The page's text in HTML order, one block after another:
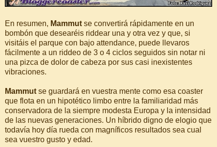
En resumen, Mammut se convertirá rápidamente en un
bombón que desearéis riddear una y otra vez y que, si
visitáis el parque con bajo attendance, puede llevaros
fácilmente a un riddeo de 3 o 4 ciclos seguidos sin notar ni
una pizca de dolor de cabeza por sus casi inexistentes
vibraciones.
Mammut se guardará en vuestra mente como esa coaster
que flota en un hipotético limbo entre la familiaridad más
conservadora de la siempre modesta Europa y la intensidad
de las nuevas generaciones. Un híbrido digno de elogio que
todavía hoy día rueda con magníficos resultados sea cual
sea vuestro gusto y edad.